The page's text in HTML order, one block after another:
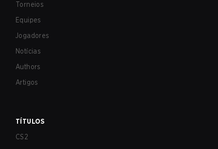
Torneios
Equipes
Jogadores
Notícias
Authors
Artigos
TÍTULOS
CS2